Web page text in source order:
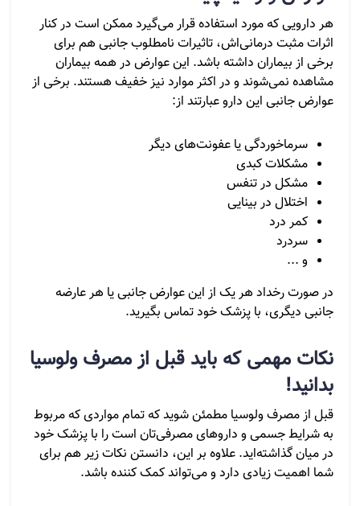
هر دارویی که مورد استفاده قرار می‌گیرد ممکن است در کنار
اثرات مثبت درمانی‌اش، تاثیرات نامطلوب جانبی هم برای
برخی از بیماران داشته باشد. این عوارض در همه بیماران
مشاهده نمی‌شوند و در اکثر موارد نیز خفیف هستند. برخی از
عوارض جانبی این دارو عبارتند از:
سرماخوردگی یا عفونت‌های دیگر
مشکلات کبدی
مشکل در تنفس
اختلال در بینایی
کمر درد
سردرد
و ...
در صورت رخداد هر یک از این عوارض جانبی یا هر عارضه
جانبی دیگری، با پزشک خود تماس بگیرید.
نکات مهمی که باید قبل از مصرف ولوسیا
بدانید!
قبل از مصرف ولوسیا مطمئن شوید که تمام مواردی که مربوط
به شرایط جسمی و داروهای مصرفی‌تان است را با پزشک خود
در میان گذاشته‌اید. علاوه بر این، دانستن نکات زیر هم برای
شما اهمیت زیادی دارد و می‌تواند کمک‌ کننده باشد.